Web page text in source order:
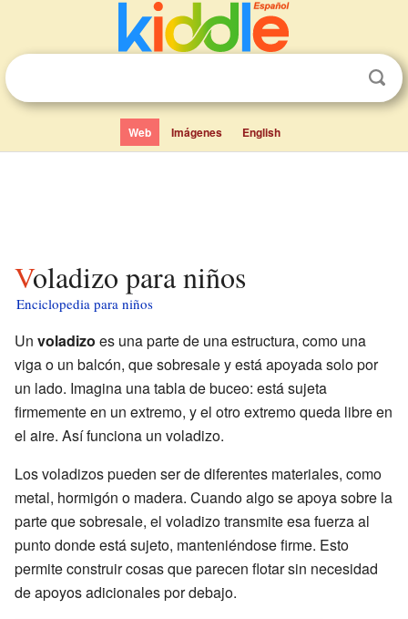
Web Imágenes English
Voladizo para niños
Enciclopedia para niños
Un voladizo es una parte de una estructura, como una
viga o un balcón, que sobresale y está apoyada solo por
un lado. Imagina una tabla de buceo: está sujeta
firmemente en un extremo, y el otro extremo queda libre en
el aire. Así funciona un voladizo.
Los voladizos pueden ser de diferentes materiales, como
metal, hormigón o madera. Cuando algo se apoya sobre la
parte que sobresale, el voladizo transmite esa fuerza al
punto donde está sujeto, manteniéndose firme. Esto
permite construir cosas que parecen flotar sin necesidad
de apoyos adicionales por debajo.